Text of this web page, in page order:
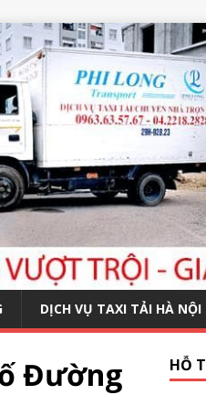
DỊCH VỤ TAXI TẢI HÀ NỘI
Đường
HỖ